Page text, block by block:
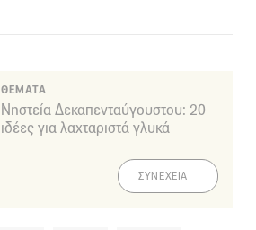
ΘΕΜΑΤΑ
Νηστεία Δεκαπενταύγουστου: 20
ιδέες για λαχταριστά γλυκά
ΣΥΝΕΧΕΙΑ